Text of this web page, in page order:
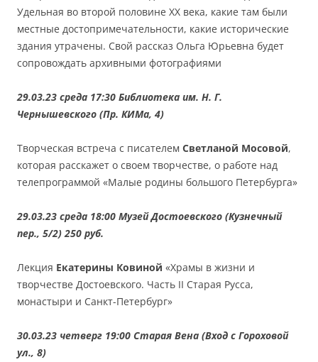
Удельная во второй половине ХХ века, какие там были
местные достопримечательности, какие исторические
здания утрачены. Свой рассказ Ольга Юрьевна будет
сопровождать архивными фотографиями
29.03.23 среда 17:30 Библиотека им. Н. Г.
Чернышевского (Пр. КИМа, 4)
Творческая встреча с писателем Светланой Мосовой,
которая расскажет о своем творчестве, о работе над
телепрограммой «Малые родины большого Петербурга»
29.03.23 среда 18:00 Музей Достоевского (Кузнечный
пер., 5/2) 250 руб.
Лекция Екатерины Ковиной «Храмы в жизни и
творчестве Достоевского. Часть II Старая Русса,
монастыри и Санкт-Петербург»
30.03.23 четверг 19:00 Старая Вена (Вход с Гороховой
ул., 8)